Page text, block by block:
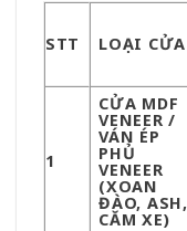
STT LOẠI CỬA
1
CỬA MDF
VENEER /
VÁN ÉP
PHỦ
VENEER
(XOAN
ĐÀO, ASH,
CĂM XE)